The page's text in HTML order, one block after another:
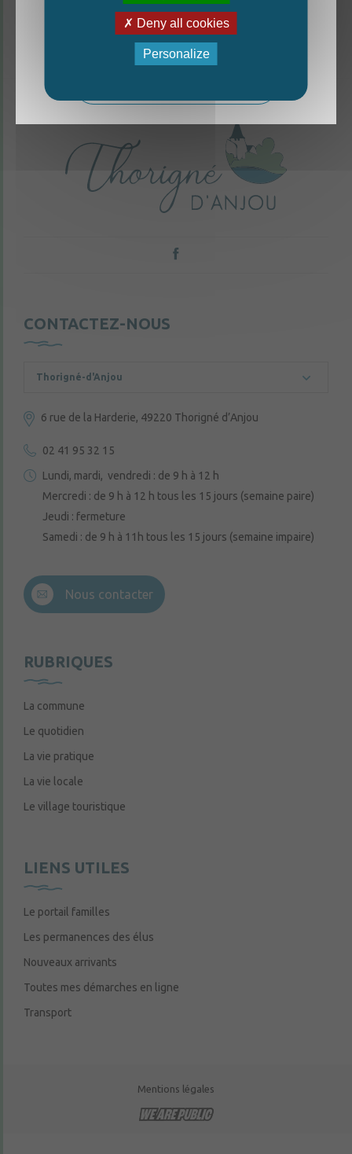
CONTACTEZ-NOUS
Thorigné-d'Anjou
6 rue de la Harderie, 49220 Thorigné d’Anjou
02 41 95 32 15
Lundi, mardi, vendredi : de 9 h à 12 h
Mercredi : de 9 h à 12 h tous les 15 jours (semaine paire)
Jeudi : fermeture
Samedi : de 9 h à 11h tous les 15 jours (semaine impaire)
Nous contacter
RUBRIQUES
La commune
Le quotidien
La vie pratique
La vie locale
Le village touristique
LIENS UTILES
Le portail familles
Les permanences des élus
Nouveaux arrivants
Toutes mes démarches en ligne
Transport
Mentions légales
La nouvelle édition du Mag est arrivée!
Deny all cookies
Personalize